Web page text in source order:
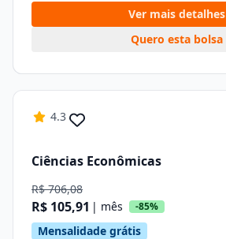
Ver mais detalhes
Quero esta bolsa
4.3
Ciências Econômicas
R$ 706,08
R$ 105,91 | mês -85%
Mensalidade grátis